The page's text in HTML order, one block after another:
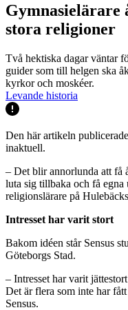
Gymnasielärare
stora religioner
Två hektiska dagar väntar
guider som till helgen ska
kyrkor och moskéer.
Levande historia
Den här artikeln
inaktuell.
– Det blir annorlunda att få
luta sig tillbaka och få
religionslärare på
Intresset har varit stort
Bakom idéen står Sensus
Göteborgs Stad.
– Intresset har varit
Det är flera som inte har
Sensus.